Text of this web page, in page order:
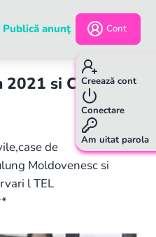
Publică anunţ Cont
Creează cont
Conectare
Am uitat parola
2021 si Craciun
de
Moldovenesc si
l TEL